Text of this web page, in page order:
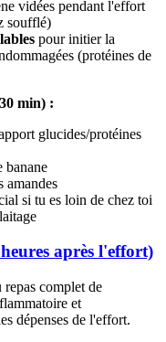
vidées pendant l'effort
soufflé)
pour initier la
(protéines de
min) :
glucides/protéines
banane
amandes
si tu es loin de chez toi
après l'effort)
complet de
et
dépenses de l'effort.